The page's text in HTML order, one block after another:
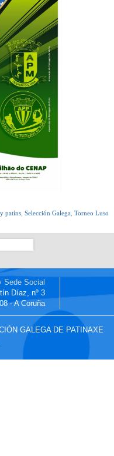
patíns Selección Galega Torneo Luso
Sede Social
Díaz, nº 3
- A Coruña
GALEGA DE PATINAXE